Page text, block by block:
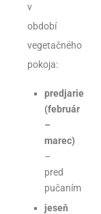
v
období
vegetačného
pokoja:
predjarie
(február
–
marec)
–
pred
pučaním
jeseň